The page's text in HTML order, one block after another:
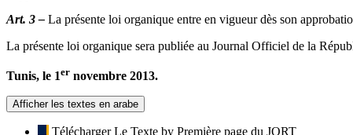
Art. 3 – La présente loi organique entre en vigueur dès son
La présente loi organique sera publiée au Journal Officiel de la
Tunis, le 1er novembre 2013.
Afficher les textes en arabe
Télécharger Le Texte by Première page du JORT